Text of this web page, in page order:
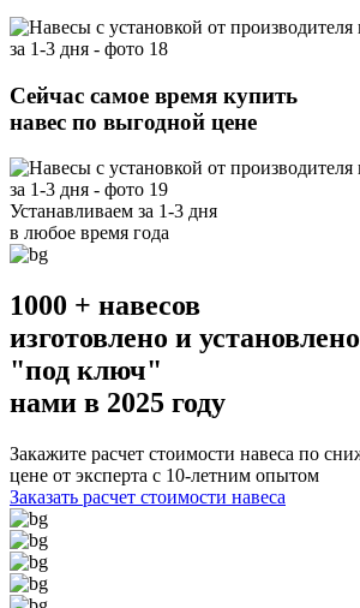
Сейчас самое время купить
навес по выгодной цене
Устанавливаем за 1-3 дня
в любое время года
1000 + навесов
изготовлено и установлено
"под ключ"
нами в 2025 году
Закажите расчет стоимости навеса по
цене от эксперта с 10-летним опытом
Заказать расчет стоимости навеса